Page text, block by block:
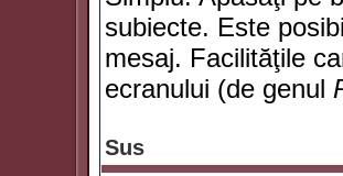
subiecte. Este
mesaj. Facilităţile
ecranului (de genul
Sus